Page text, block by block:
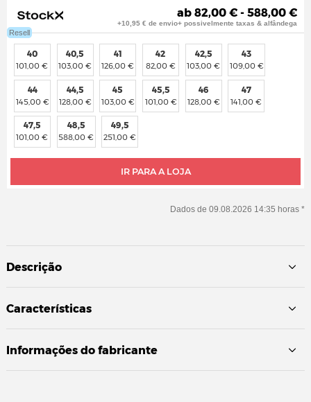
Resell
ab 82,00 € - 588,00 €
+10,95 € de envio+ possivelmente taxas & alfândega
IR PARA A LOJA
40
101,00 €
40,5
103,00 €
41
126,00 €
42
82,00 €
42,5
103,00 €
43
109,00 €
44
145,00 €
44,5
128,00 €
45
103,00 €
45,5
101,00 €
46
128,00 €
47
141,00 €
47,5
101,00 €
48,5
588,00 €
49,5
251,00 €
Dados de 09.08.2026 14:35 horas *
Descrição
Características
Informações do fabricante